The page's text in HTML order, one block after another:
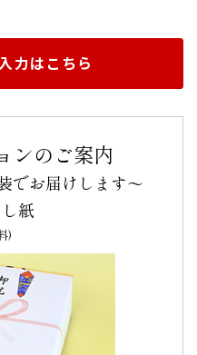
トて還暦祝いと検索したと
、メッセージも入れること
と思って注文しました。
も送ってくれました！
たいです。注文時や発送時
ます。（きりさん様）
入れバウムクーヘン（1個
力はこちら
ンのご案内
でお届けします～
紙
)